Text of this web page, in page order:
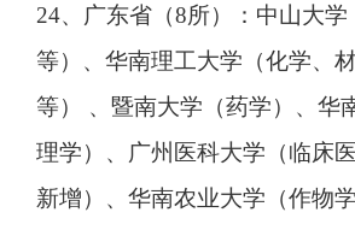
24、广东省（8所）：中山大
等）、华南理工大学（化学、
等） 、暨南大学（药学）、华
理学）、广州医科大学（临床
新增）、华南农业大学（作物